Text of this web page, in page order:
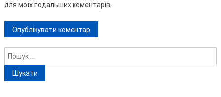
для моїх подальших коментарів.
Пошук: